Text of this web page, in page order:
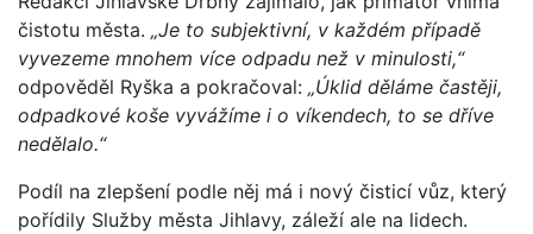
čistotu města. „Je to subjektivní, v každém případě
vyvezeme mnohem více odpadu než v minulosti,“
odpověděl Ryška a pokračoval: „Úklid děláme častěji,
odpadkové koše vyvážíme i o víkendech, to se dříve
nedělalo.“
Podíl na zlepšení podle něj má i nový čisticí vůz, který
pořídily Služby města Jihlavy, záleží ale na lidech.